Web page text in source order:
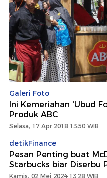
Galeri Foto
Ini Kemeriahan 'Ubud
Produk ABC
Selasa, 17 Apr 2018 13:50 WIB
detikFinance
Pesan Penting buat
Starbucks biar Diserbu
Kamis, 02 Mei 2024 13:28 WIB